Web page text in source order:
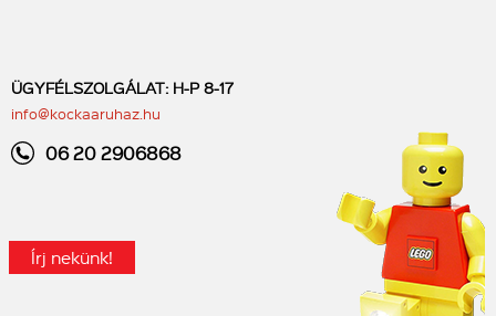
ÜGYFÉLSZOLGÁLAT: H-P 8-17
info@kockaaruhaz.hu
06 20 2906868
Írj nekünk!